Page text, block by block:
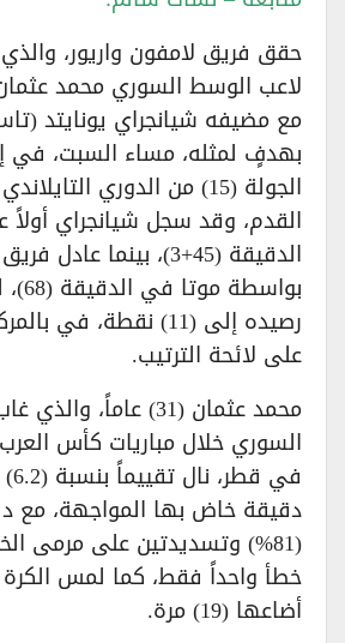
حقق فريق لامفون واريور،
لاعب الوسط السوري محمد عثمان،
مع مضيفه شيانجراي يونايتد
بهدفٍ لمثله، مساء السبت، في
الجولة (15) من الدوري
القدم، وقد سجل شيانجراي أولاً
الدقيقة (45+3)، بينما عادل
بواسطة
رصيده إلى (11) نقطة، في
على لائحة الترتيب.
محمد عثمان (31) عاماً،
السوري خلال مباريات كأس العرب
دقيقة خاض بها المواجهة، مع
(81%) وتسديدتين على مرمى
أضاعها (19) مرة.